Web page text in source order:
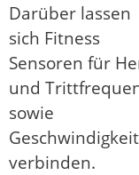
Darüber lassen
sich Fitness
Sensoren für
und
sowie
Geschwindigkeit
verbinden.